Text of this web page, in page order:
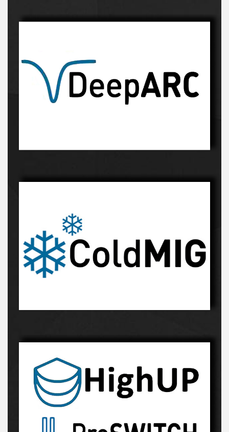
Innowacyjny proces-kliknij, a dowiesz sie więcej
Innowacyjny proces-kliknij, a dowiesz sie więcej